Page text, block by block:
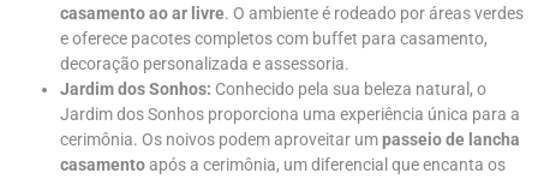
casamento ao ar livre. O ambiente é rodeado por áreas verdes
e oferece pacotes completos com buffet para casamento,
decoração personalizada e assessoria.
Jardim dos Sonhos: Conhecido pela sua beleza natural, o
Jardim dos Sonhos proporciona uma experiência única para a
cerimônia. Os noivos podem aproveitar umpasseio de lancha
casamentoapós a cerimônia, um diferencial que encanta os